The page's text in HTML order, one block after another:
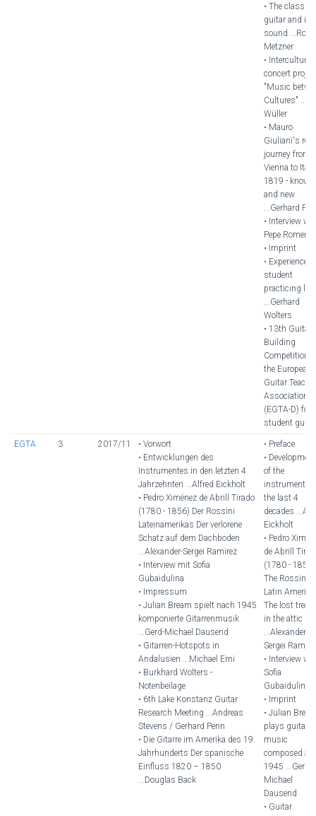
• The
guitar and its
sound
Metzner
• Intercultural
concert
"Music
Cultures"
Wüller
• Mauro
Giuliani's
journey from
Vienna to
1819 - known
and new
...Gerhard
• Interview
Pepe Romero
• Imprint
• Experience
student
practicing live
...Gerhard
Wolters
• 13th Guitar
Building
Competition
the European
Guitar
Association
(EGTA-D) for
student
EGTA 3 2017/11
• Vorwort
• Entwicklungen des
Instrumentes in den letzten 4
Jahrzehnten ...Alfred Eickholt
• Pedro Ximénez de Abrill Tirado
(1780 - 1856) Der Rossini
Lateinamerikas Der verlorene
Schatz auf dem Dachboden
...Alexander-Sergei Ramirez
• Interview mit Sofia
Gubaidulina
• Impressum
• Julian Bream spielt nach 1945
komponierte Gitarrenmusik
...Gerd-Michael Dausend
• Gitarren-Hotspots in
Andalusien ...Michael Erni
• Burkhard Wolters -
Notenbeilage
• 6th Lake Konstanz Guitar
Research Meeting ...Andreas
Stevens / Gerhard Penn
• Die Gitarre im Amerika des 19.
Jahrhunderts Der spanische
Einfluss 1820 – 1850
...Douglas Back
• Preface
•
of the
instrument in
the last 4
decades
Eickholt
• Pedro
de Abrill
(1780 - 1856)
The Rossini
Latin America
The lost
in the attic
...Alexander-
Sergei
• Interview
Sofia
Gubaidulina
• Imprint
• Julian
plays guitar
music
composed
1945 ...Gerd-
Michael
Dausend
• Guitar